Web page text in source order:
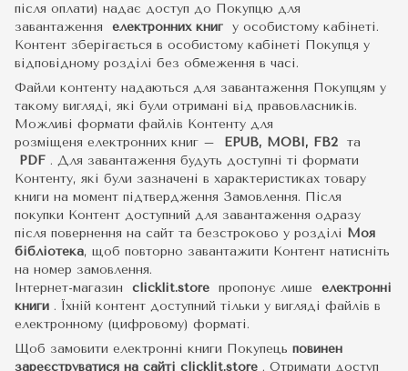
після оплати) надає доступ до Покупцю для
завантаження електронних книг у особистому кабінеті.
Контент зберігається в особистому кабінеті Покупця у
відповідному розділі без обмеження в часі.
Файли контенту надаються для завантаження Покупцям у
такому вигляді, які були отримані від правовласників.
Можливі формати файлів Контенту для
розміщеня електронних книг –
EPUB, MOBI, FB2 та
PDF . Для завантаження будуть доступні ті формати
Контенту, які були зазначені в характеристиках товару
книги на момент підтвердження Замовлення. Після
покупки Контент доступний для завантаження одразу
після повернення на сайт та безстроково у розділі Моя
бібліотека, щоб повторно завантажити Контент натисніть
на номер замовлення.
Інтернет-магазин clicklit.store пропонує лише електронні
книги . Їхній контент доступний тільки у вигляді файлів в
електронному (цифровому) форматі.
Щоб замовити електронні книги Покупець повинен
зареєструватися на сайті clicklit.store . Отримати доступ